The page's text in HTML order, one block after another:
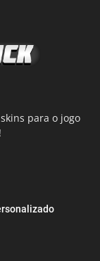
para o jogo